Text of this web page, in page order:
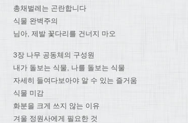
총채벌레는 곤란합니다
식물 완벽주의
님아, 제발 꽃다리를 건너지 마오
3장 나무 공동체의 구성원
내가 돌보는 식물, 나를 돌보는 식물
자세히 들여다보아야 알 수 있는 즐거움
식물 미감
화분을 크게 쓰지 않는 이유
겨울 정원사에게 필요한 것